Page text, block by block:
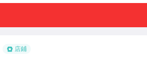
店鋪